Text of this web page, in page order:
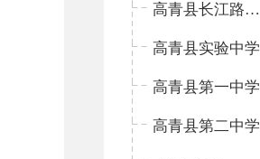
高青县长江路小学
高青县实验中学
高青县第一中学
高青县第二中学